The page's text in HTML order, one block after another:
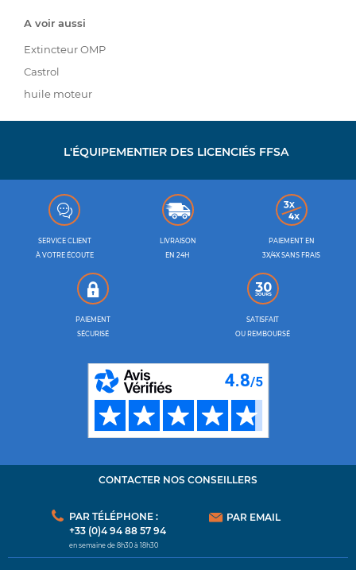
A voir aussi
Extincteur OMP
Castrol
huile moteur
L'ÉQUIPEMENTIER DES LICENCIÉS FFSA
SERVICE CLIENT
À VOTRE ÉCOUTE
LIVRAISON
EN 24H
PAIEMENT EN
3X/4X SANS FRAIS
PAIEMENT
SÉCURISÉ
SATISFAIT
OU REMBOURSÉ
CONTACTER NOS CONSEILLERS
PAR TÉLÉPHONE :
+33 (0)4 94 88 57 94
en semaine de 8h30 à 18h30
PAR EMAIL